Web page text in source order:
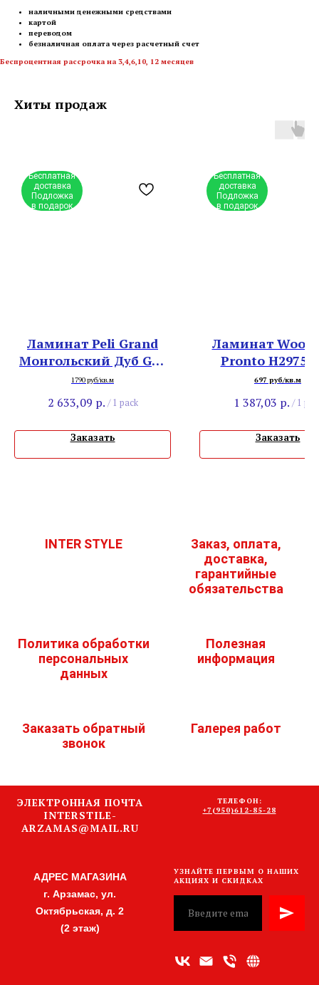
наличными денежными средствами
картой
переводом
безналичная оплата через расчетный счет
Беспроцентная рассрочка на 3,4,6,10, 12 месяцев
Хиты продаж
Бесплатная
доставка
Подложка
в подарок
Ламинат Peli Grand
Монгольский Дуб GR-
704
1790 руб/кв.м
2 633,09 р. / 1 pack
Заказать
Бесплатная
доставка
Подложка
в подарок
Ламинат
Pronto H2975
Спелло
697 руб/кв.м
1 387,03 р. / 1
Заказать
INTER STYLE
Заказ, оплата,
доставка,
гарантийные
обязательства
Политика обработки
персональных
данных
Полезная
информация
Заказать обратный
звонок
Галерея работ
ЭЛЕКТРОННАЯ ПОЧТА
INTERSTILE-
ARZAMAS@MAIL.RU
ТЕЛЕФОН:
+7(950)612-85-28
АДРЕС МАГАЗИНА
г. Арзамас, ул.
Октябрьская, д. 2
(2 этаж)
УЗНАЙТЕ ПЕРВЫМ О НАШИХ
АКЦИЯХ И СКИДКАХ